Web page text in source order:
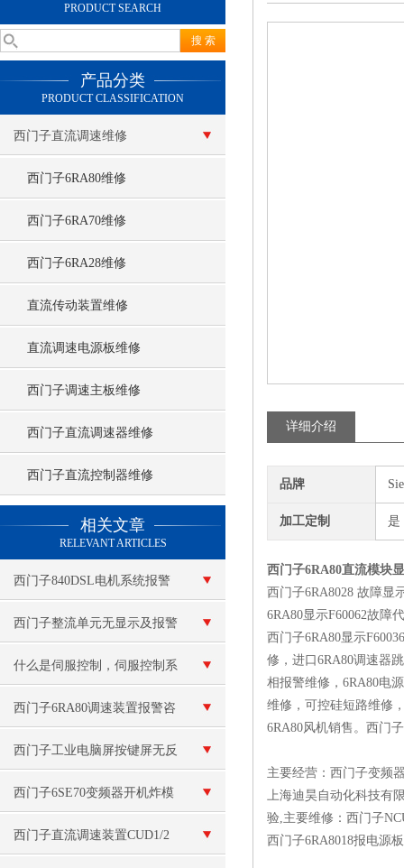
PRODUCT SEARCH
产品分类
PRODUCT CLASSIFICATION
西门子直流调速维修
西门子6RA80维修
西门子6RA70维修
西门子6RA28维修
直流传动装置维修
直流调速电源板维修
西门子调速主板维修
西门子直流调速器维修
西门子直流控制器维修
相关文章
RELEVANT ARTICLES
西门子840DSL电机系统报警
维修
西门子整流单元无显示及报警
复位不了修理
什么是伺服控制，伺服控制系
统的控制方式有哪些？
西门子6RA80调速装置报警咨
询
西门子工业电脑屏按键屏无反
应维修
西门子6SE70变频器开机炸模
块维修
西门子直流调速装置CUD1/2
详细介绍
品牌
加工定制 是
西门子6RA80直流模块
西门子6RA8028 故障显
6RA80显示F60062故障
西门子6RA80显示
修，进口6RA80调速器
相报警维修，6RA80电
维修，可控硅短路维修
6RA80风机销售。西门
主要经营：西门子变频
上海迪昊自动化科技有
验,主要维修：西门子
西门子6RA8018报电源